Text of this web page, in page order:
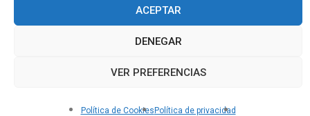
ACEPTAR
DENEGAR
VER PREFERENCIAS
Política de Cookies Política de privacidad
Producido por Proclub Agency